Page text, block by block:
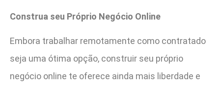
Construa seu Próprio Negócio Online
Embora trabalhar remotamente como contratado
seja uma ótima opção, construir seu próprio
negócio online te oferece ainda mais liberdade e